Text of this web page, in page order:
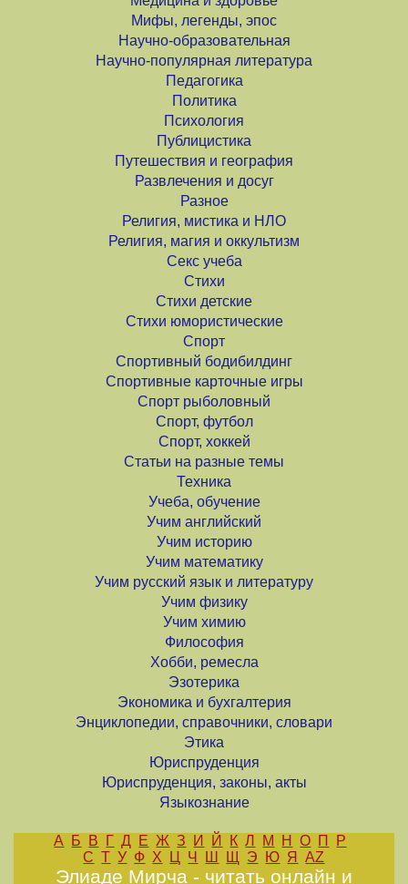
Мифы, легенды, эпос
Научно-образовательная
Научно-популярная литература
Педагогика
Политика
Психология
Публицистика
Путешествия и география
Развлечения и досуг
Разное
Религия, мистика и НЛО
Религия, магия и оккультизм
Секс учеба
Стихи
Стихи детские
Стихи юмористические
Спорт
Спортивный бодибилдинг
Спортивные карточные игры
Спорт рыболовный
Спорт, футбол
Спорт, хоккей
Статьи на разные темы
Техника
Учеба, обучение
Учим английский
Учим историю
Учим математику
Учим русский язык и литературу
Учим физику
Учим химию
Философия
Хобби, ремесла
Эзотерика
Экономика и бухгалтерия
Энциклопедии, справочники, словари
Этика
Юриспруденция
Юриспруденция, законы, акты
Языкознание
А Б В Г Д Е Ж З И Й К Л М Н О П
Р
С Т У Ф Х Ц Ч Ш Щ Э Ю Я AZ
Элиаде Мирча - читать онлайн и